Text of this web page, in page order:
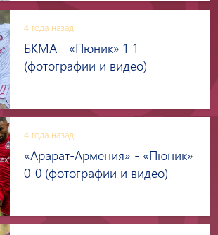
4 года назад
БКМА - «Пюник» 1-1
(фотографии и видео)
4 года назад
«Арарат-Армения» - «Пюник»
0-0 (фотографии и видео)